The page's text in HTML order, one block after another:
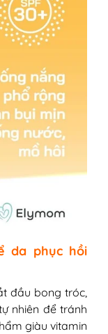
da phục hồi
đầu bong tróc,
nhiên để tránh
giàu vitamin